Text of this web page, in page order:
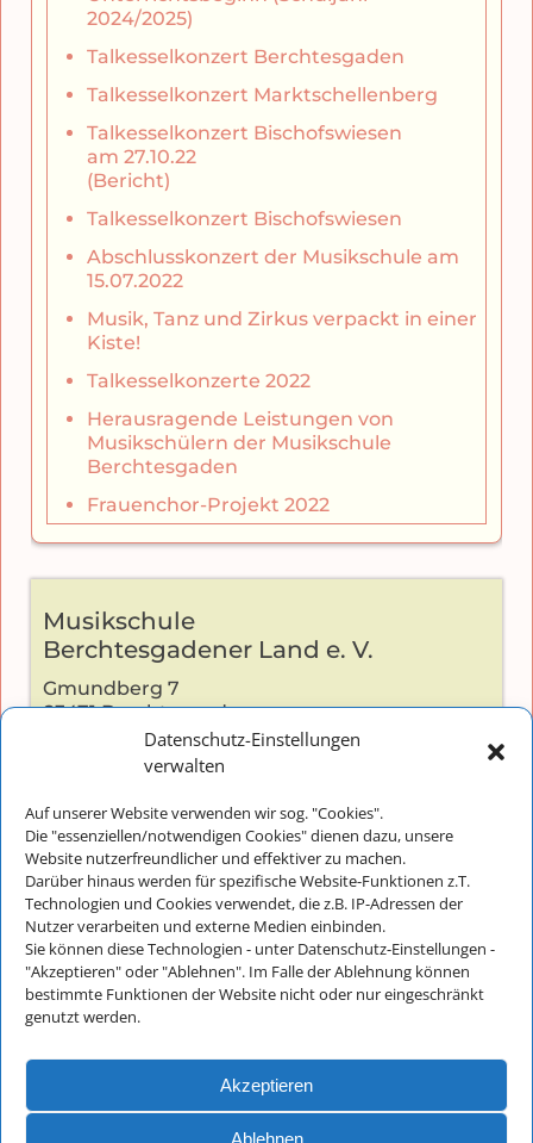
Datenschutz-Einstellungen
verwalten
Auf unserer Website verwenden wir sog. "Cookies".
Die "essenziellen/notwendigen Cookies" dienen dazu, unsere
Website nutzerfreundlicher und effektiver zu machen.
Darüber hinaus werden für spezifische Website-Funktionen z.T.
Technologien und Cookies verwendet, die z.B. IP-Adressen der
Nutzer verarbeiten und externe Medien einbinden.
Sie können diese Technologien - unter Datenschutz-Einstellungen -
"Akzeptieren" oder "Ablehnen". Im Falle der Ablehnung können
bestimmte Funktionen der Website nicht oder nur eingeschränkt
genutzt werden.
Akzeptieren
Ablehnen
2024/2025)
Talkesselkonzert Berchtesgaden
Talkesselkonzert Marktschellenberg
Talkesselkonzert Bischofswiesen
am 27.10.22
(Bericht)
Talkesselkonzert Bischofswiesen
Abschlusskonzert der Musikschule am
15.07.2022
Musik, Tanz und Zirkus verpackt in einer
Kiste!
Talkesselkonzerte 2022
Herausragende Leistungen von
Musikschülern der Musikschule
Berchtesgaden
Frauenchor-Projekt 2022
Musikschule
Berchtesgadener Land e. V.
Gmundberg 7
83471 Berchtesgaden
Kontakt:
Telefon: +49 (0) 8652-2826
E-Mail:info@musikschulebgl.de
Büro-Öffnungszeiten:
Montag bis Donnerstag: 8:30 - 11:30
ist unser Büro nur unregelmäßig besetzt